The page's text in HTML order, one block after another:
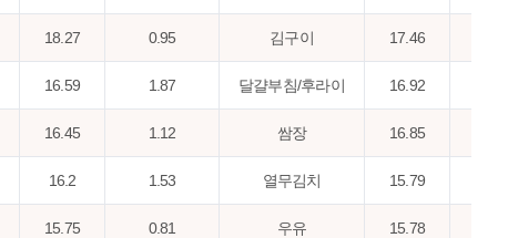
18.27 0.95 김구이 17.46
16.59 1.87 달걀부침/후라이 16.92
16.45 1.12 쌈장 16.85
16.2 1.53 열무김치 15.79
15.75 0.81 우유 15.78